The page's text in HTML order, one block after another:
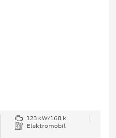
123 kW/168 k
Elektromobil